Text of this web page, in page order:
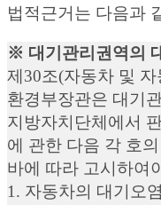
법적근거는 다음과
※ 대기관리권역의
제30조(자동차 및
환경부장관은 대기
지방자치단체에서
에 관한 다음 각 호
바에 따라 고시하여
1. 자동차의 대기오